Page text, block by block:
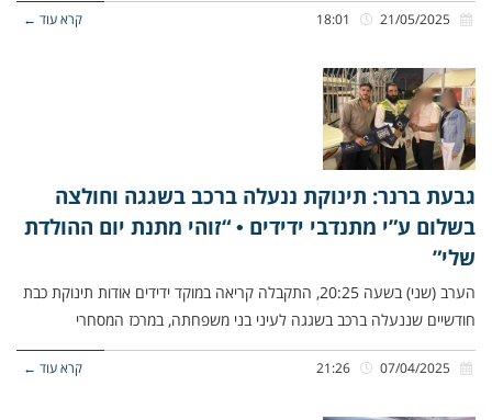
קרא עוד ←
גבעת ברנר: תינוקת ננעלה ברכב בשגגה וחולצה
בשלום ע”י מתנדבי ידידים • “זוהי מתנת יום ההולדת
שלי”
הערב (שני) בשעה 20:25, התקבלה קריאה במוקד ידידים אודות תינוקת כבת
חודשיים שננעלה ברכב בשגגה לעיני בני משפחתה, במרכז המסחרי
קרא עוד ←